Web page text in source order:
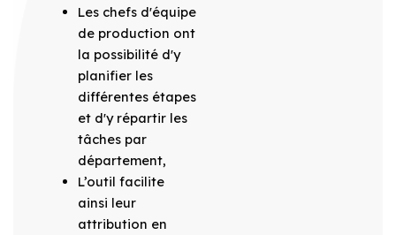
Les chefs d'équipe
de production ont
la possibilité d'y
planifier les
différentes étapes
et d'y répartir les
tâches par
département,
L’outil facilite
ainsi leur
attribution en